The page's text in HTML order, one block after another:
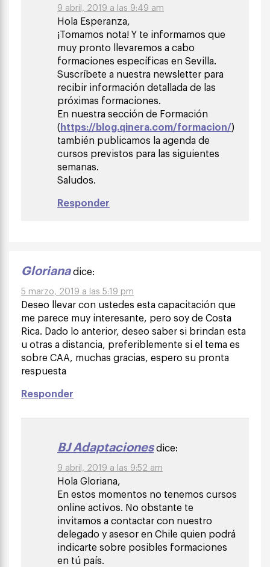
9 abril, 2019 a las 9:49 am
Hola Esperanza,
¡Tomamos nota! Y te informamos que
muy pronto llevaremos a cabo
formaciones específicas en Sevilla.
Suscríbete a nuestra newsletter para
recibir información detallada de las
próximas formaciones.
En nuestra sección de Formación
(https://blog.qinera.com/formacion/)
también publicamos la agenda de
cursos previstos para las siguientes
semanas.
Saludos.
Responder
Glorianadice:
5 marzo, 2019 a las 5:19 pm
Deseo llevar con ustedes esta capacitación que
me parece muy interesante, pero soy de Costa
Rica. Dado lo anterior, deseo saber si brindan esta
u otras a distancia, preferiblemente si el tema es
sobre CAA, muchas gracias, espero su pronta
respuesta
Responder
BJ Adaptacionesdice:
9 abril, 2019 a las 9:52 am
Hola Gloriana,
En estos momentos no tenemos cursos
online activos. No obstante te
invitamos a contactar con nuestro
delegado y asesor en Chile quien podrá
indicarte sobre posibles formaciones
en tú país.